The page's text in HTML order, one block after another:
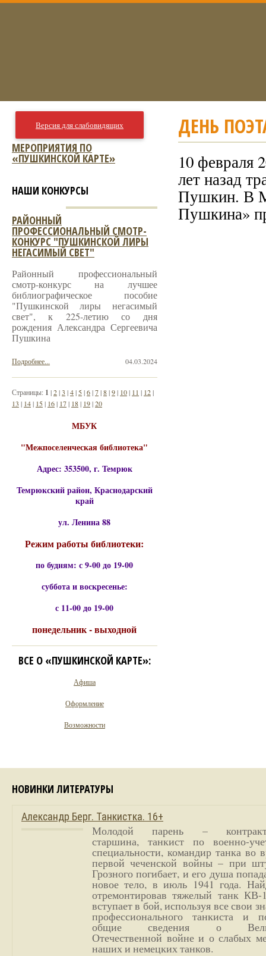
ДЕНЬ
10 февраля
лет назад
Пушкин. В
Пушкина»
Версия для слабовидящих
МЕРОПРИЯТИЯ ПО
«ПУШКИНСКОЙ КАРТЕ»
НАШИ КОНКУРСЫ
РАЙОННЫЙ
ПРОФЕССИОНАЛЬНЫЙ СМОТР-
КОНКУРС "ПУШКИНСКОЙ ЛИРЫ
НЕГАСИМЫЙ СВЕТ"
Районный профессиональный
смотр-конкурс на лучшее
библиографическое пособие
"Пушкинской лиры негасимый
свет", к 225-летию со дня
рождения Александра Сергеевича
Пушкина
04.03.2024
Подробнее...
Страницы: 1 |2|3 |4| 5|6|7|8|9| 10| 11 | 12|
13 | 14| 15| 16| 17| 18| 19|20
МБУК
"Межпоселенческая библиотека"
Адрес: 353500, г. Темрюк
Темрюкский район, Краснодарский
край
ул. Ленина 88
Режим работы библиотеки:
по будням: с 9-00 до 19-00
суббота и воскресенье:
с 11-00 до 19-00
понедельник - выходной
ВСЕ О «ПУШКИНСКОЙ КАРТЕ»:
Афиша
Оформление
Возможности
НОВИНКИ ЛИТЕРАТУРЫ
Александр Берг. Танкистка. 16+
Молодой парень –
старшина, танкист по военно-
специальности, командир танка во
первой чеченской войны – при
Грозного погибает, и его душа
новое тело, в июль 1941 года.
отремонтировав тяжелый танк
вступает в бой, используя все свои
профессионального танкиста и
общие сведения о
Отечественной войне и о слабых
наших и немецких танков.